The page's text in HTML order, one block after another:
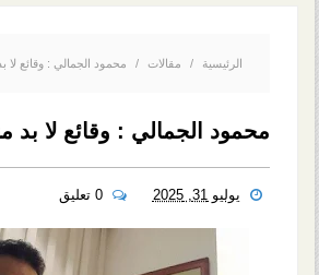
الرئيسية / مقالات / محمود الجمالي : وقائع لا
محمود الجمالي : وقائع لا بد
يوليو 31, 2025 0 تعليق